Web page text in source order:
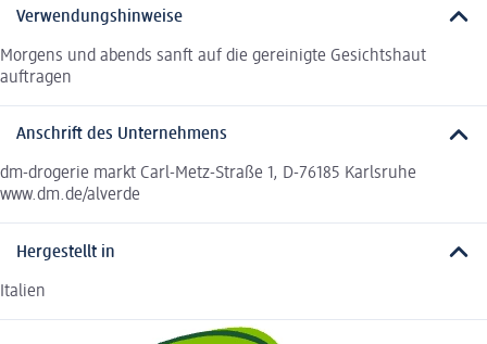
Verwendungshinweise
Morgens und abends sanft auf die gereinigte Gesichtshaut
auftragen
Anschrift des Unternehmens
dm-drogerie markt Carl-Metz-Straße 1, D-76185 Karlsruhe
www.dm.de/alverde
Hergestellt in
Italien